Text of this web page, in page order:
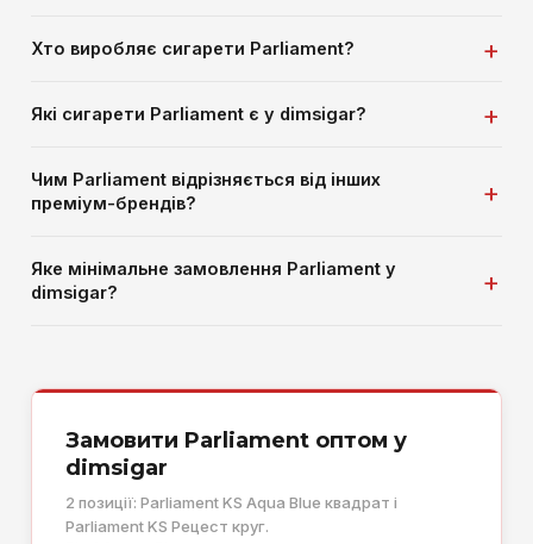
Хто виробляє сигарети Parliament?
Які сигарети Parliament є у dimsigar?
Чим Parliament відрізняється від інших
преміум-брендів?
Яке мінімальне замовлення Parliament у
dimsigar?
Замовити Parliament оптом у
dimsigar
2 позиції: Parliament KS Aqua Blue квадрат і
Parliament KS Рецест круг.